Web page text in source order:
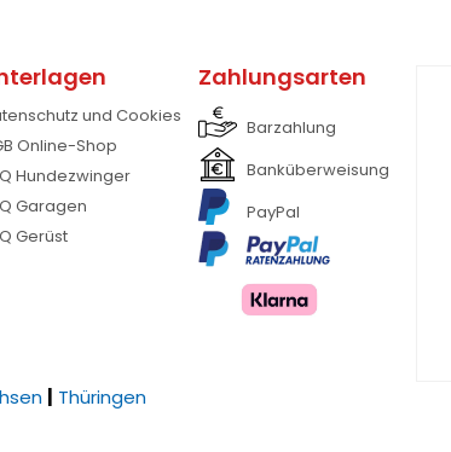
und Cookies
Online-Shop
Hundezwinger
Garagen
Gerüst
Zahlungsarten
Barzahlung
Banküberweisung
PayPal
Thüringen